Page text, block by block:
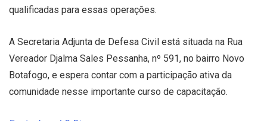
qualificadas para essas operações.
A Secretaria Adjunta de Defesa Civil está situada na Rua
Vereador Djalma Sales Pessanha, nº 591, no bairro Novo
Botafogo, e espera contar com a participação ativa da
comunidade nesse importante curso de capacitação.